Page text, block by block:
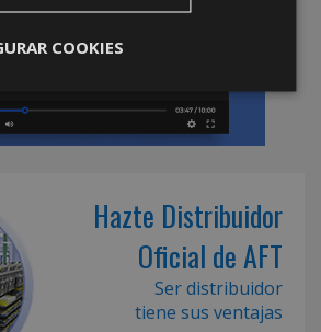
Hazte Distribuidor
Oficial de AFT
Ser distribuidor
tiene sus ventajas
COOKIES